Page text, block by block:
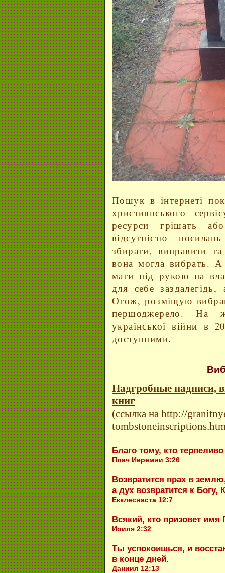
Пошук в інтернеті
християнського
ресурси грішать
відсутністю
збирати, виправити
вона могла вибрать.
мати під рукою на
для себе
Отож, розміщую
першоджерело. На
української війни в
доступними.
Надгробные надписи,
книг
(ссылка на http://
Благо тому, кто
Плач Иеремии 3:26
Возвратится прах в
а дух возвратится к Богу,
Екклесиаста 12:7
Всякий, кто призовет имя
Иоиля 2:32
Ты успокоишься, и
в конце дней.
Даниил 12:13